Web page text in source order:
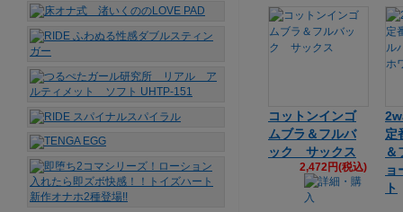
コットンインゴ
ムブラ＆フルバ
ック サックス
2,472円(税込)
定
＆
ト